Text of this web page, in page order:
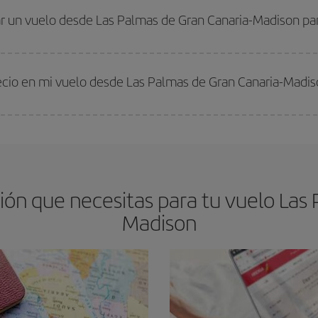
Además, si buscas los vuelos con las fechas y los horarios del viaje un
vuelo desde Las Palmas de Gran Canaria-Madison
con antelación es
fundamental para conseguir vuelos baratos a
en mi vuelo desde Las Palmas de Gran Canaria-
que necesitas para tu vuelo Las
Madison